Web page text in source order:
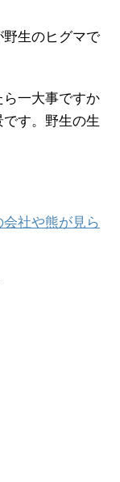
生のヒグマで
一大事ですか
す。野生の生
社や熊が見ら